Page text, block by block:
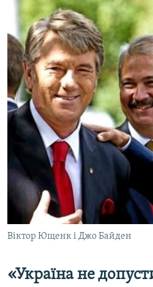
Віктор Ющенк і Джо Байден
«Україна не